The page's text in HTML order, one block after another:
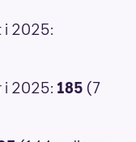
i 2025:
i 2025: 185 (7